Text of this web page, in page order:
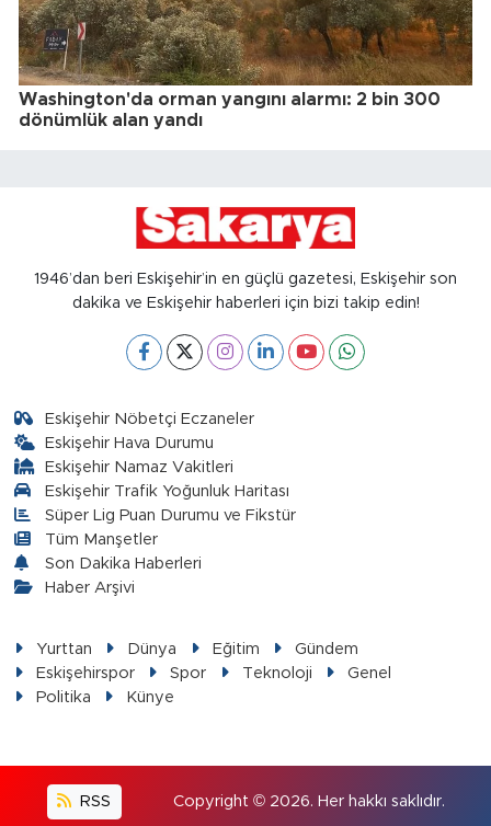
Washington'da orman yangını alarmı: 2 bin 300
dönümlük alan yandı
1946’dan beri Eskişehir’in en güçlü gazetesi, Eskişehir son
dakika ve Eskişehir haberleri için bizi takip edin!
Eskişehir Nöbetçi Eczaneler
Eskişehir Hava Durumu
Eskişehir Namaz Vakitleri
Eskişehir Trafik Yoğunluk Haritası
Süper Lig Puan Durumu ve Fikstür
Tüm Manşetler
Son Dakika Haberleri
Haber Arşivi
Yurttan Dünya Eğitim
Gündem
Eskişehirspor
Spor Teknoloji
Genel
Politika
Künye
RSS Copyright © 2026. Her hakkı saklıdır.